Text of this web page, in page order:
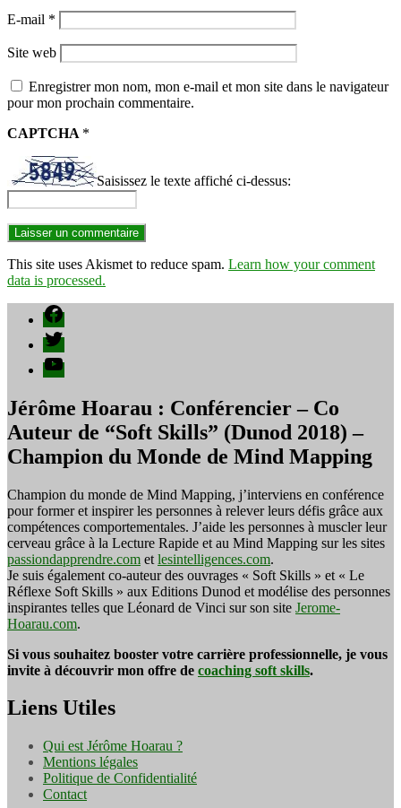
E-mail *
Site web
Enregistrer mon nom, mon e-mail et mon site dans le navigateur
pour mon prochain commentaire.
CAPTCHA *
Saisissez le texte affiché ci-dessus:
This site uses Akismet to reduce spam. Learn how your comment
data is processed.
Facebook
Twitter
YouTube
Jérôme Hoarau : Conférencier – Co
Auteur de “Soft Skills” (Dunod 2018) –
Champion du Monde de Mind Mapping
Champion du monde de Mind Mapping, j’interviens en conférence
pour former et inspirer les personnes à relever leurs défis grâce aux
compétences comportementales. J’aide les personnes à muscler leur
cerveau grâce à la Lecture Rapide et au Mind Mapping sur les sites
passiondapprendre.com et lesintelligences.com.
Je suis également co-auteur des ouvrages « Soft Skills » et « Le
Réflexe Soft Skills » aux Editions Dunod et modélise des personnes
inspirantes telles que Léonard de Vinci sur son site Jerome-
Hoarau.com.
Si vous souhaitez booster votre carrière professionnelle, je vous
invite à découvrir mon offre de coaching soft skills.
Liens Utiles
Qui est Jérôme Hoarau ?
Mentions légales
Politique de Confidentialité
Contact